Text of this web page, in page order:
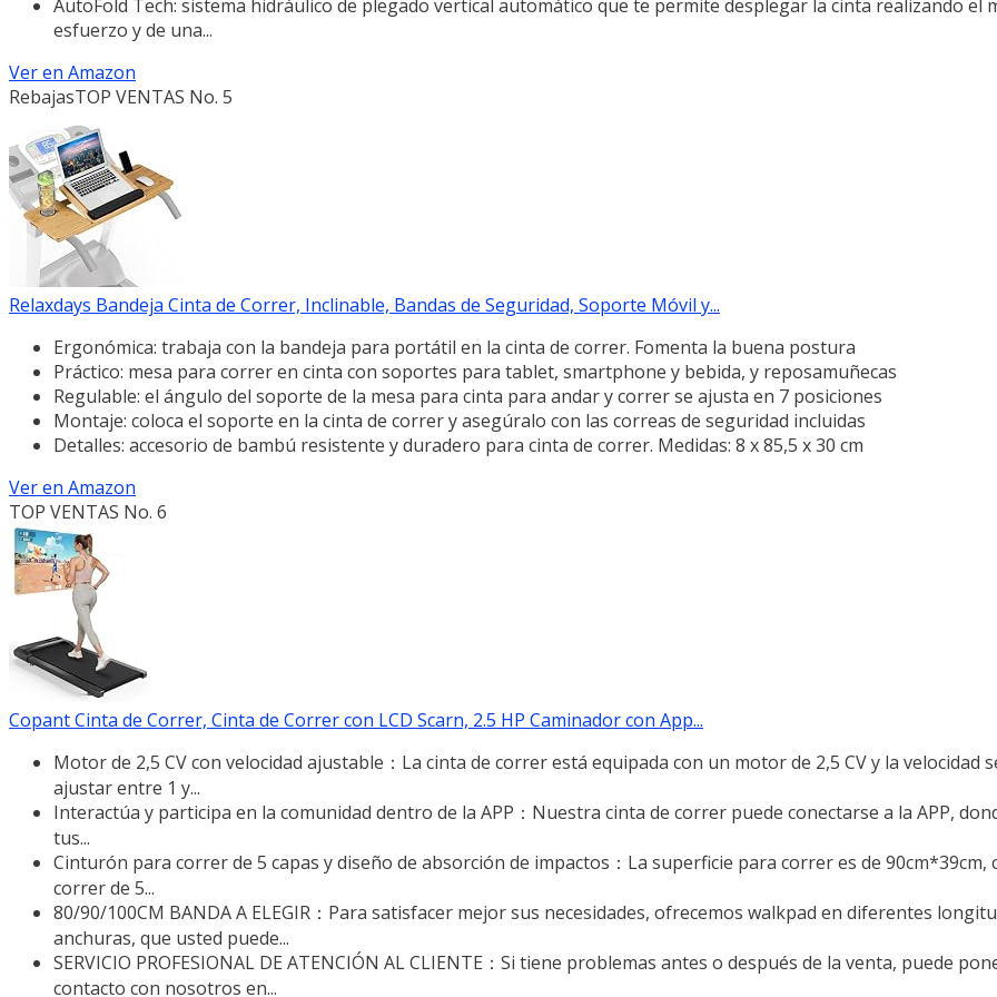
AutoFold Tech: sistema hidráulico de plegado vertical automático que te permite desplegar la cinta realizando el
esfuerzo y de una...
Ver en Amazon
RebajasTOP VENTAS No. 5
Relaxdays Bandeja Cinta de Correr, Inclinable, Bandas de Seguridad, Soporte Móvil y...
Ergonómica: trabaja con la bandeja para portátil en la cinta de correr. Fomenta la buena postura
Práctico: mesa para correr en cinta con soportes para tablet, smartphone y bebida, y reposamuñecas
Regulable: el ángulo del soporte de la mesa para cinta para andar y correr se ajusta en 7 posiciones
Montaje: coloca el soporte en la cinta de correr y asegúralo con las correas de seguridad incluidas
Detalles: accesorio de bambú resistente y duradero para cinta de correr. Medidas: 8 x 85,5 x 30 cm
Ver en Amazon
TOP VENTAS No. 6
Copant Cinta de Correr, Cinta de Correr con LCD Scarn, 2.5 HP Caminador con App...
Motor de 2,5 CV con velocidad ajustable：La cinta de correr está equipada con un motor de 2,5 CV y la velocidad
ajustar entre 1 y...
Interactúa y participa en la comunidad dentro de la APP：Nuestra cinta de correr puede conectarse a la APP,
tus...
Cinturón para correr de 5 capas y diseño de absorción de impactos：La superficie para correr es de
correr de 5...
80/90/100CM BANDA A ELEGIR：Para satisfacer mejor sus necesidades, ofrecemos walkpad en diferentes
anchuras, que usted puede...
SERVICIO PROFESIONAL DE ATENCIÓN AL CLIENTE：Si tiene problemas antes o después de la venta, puede
contacto con nosotros en...